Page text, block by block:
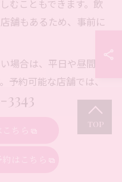
むこともできます。飲
舗もあるため、事前に
場合は、平日や昼間の
予約可能な店舗では、
ておくと安心です。ま
る場合は、ニコチンフ
ンバーの好みに合わせ
ーシャカフェの魅力で
3343
ちら
はこちら